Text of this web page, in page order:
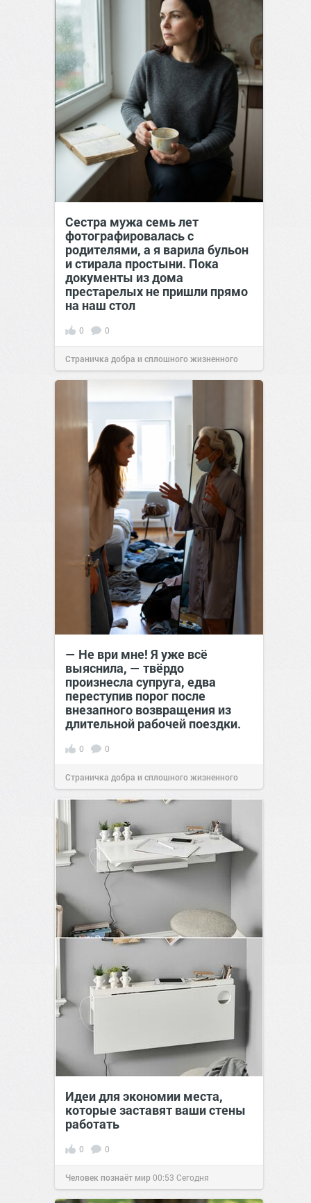
Сестра мужа семь лет
фотографировалась с
родителями, а я варила бульон
и стирала простыни. Пока
документы из дома
престарелых не пришли прямо
на наш стол
0 0
Страничка добра и сплошного жизненного
позитива!
— Не ври мне! Я уже всё
выяснила, — твёрдо
произнесла супруга, едва
переступив порог после
внезапного возвращения из
длительной рабочей поездки.
0 0
Страничка добра и сплошного жизненного
позитива!00:29Сегодня
Идеи для экономии места,
которые заставят ваши стены
работать
0 0
Человек познаёт мир00:53 Сегодня